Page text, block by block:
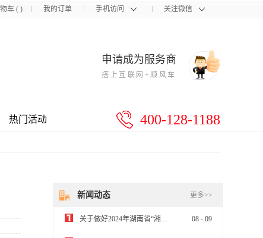
我的订单 手机访问 关注微信
车 ( )
申请成为服务商
搭上互联网+顺风车
400-128-1188
热门活动
新闻动态 更多>>
关于做好2024年湖南省“湘企英才”中小企业经营管理人员专题培训的通知 08 - 09